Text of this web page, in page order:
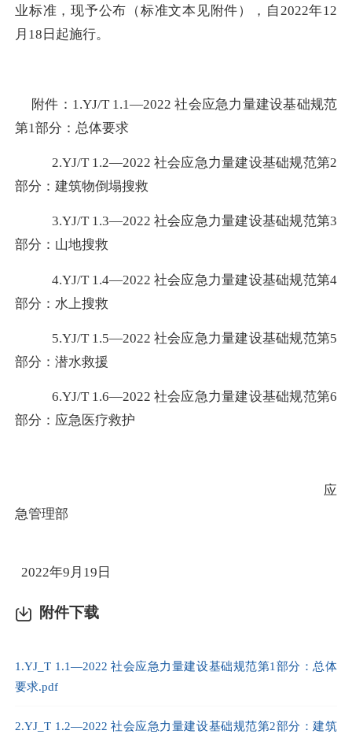
业标准 ，现予公布（标准文本 见附件） ， 自2022年12
月 18 日起施行。
附件： 1.YJ/T 1.1—2022 社会应急力量建设基础规范
第1部分：总体要求
2.YJ/T 1.2—2022 社会应急力量建设基础规范第2
部分：建筑物倒塌搜救
3.YJ/T 1.3—2022 社会应急力量建设基础规范第3
部分：山地搜救
4.YJ/T 1.4—2022 社会应急力量建设基础规范第4
部分：水上搜救
5.YJ/T 1.5—2022 社会应急力量建设基础规范第5
部分：潜水救援
6.YJ/T 1.6—2022 社会应急力量建设基础规范第6
部分：应急医疗救护
应
急管理部
2022年9 月 19 日
附件下载
1.YJ_T 1.1—2022 社会应急力量建设基础规范第1部分：总体
要求.pdf
2.YJ_T 1.2—2022 社会应急力量建设基础规范第2部分：建筑